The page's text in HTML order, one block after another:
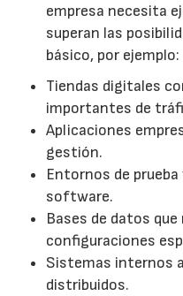
empresa necesita
superan las
básico, por ejemplo:
Tiendas digitales
importantes de
Aplicaciones
gestión.
Entornos de
software.
Bases de datos que
configuraciones
Sistemas internos
distribuidos.